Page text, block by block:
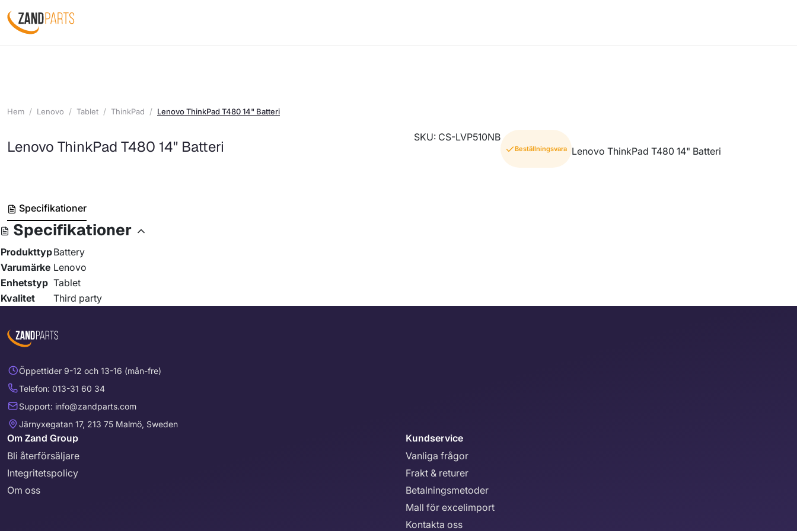
Hem Lenovo Tablet ThinkPad Lenovo ThinkPad T480 14" Batteri
Lenovo ThinkPad T480 14" Batteri
SKU: CS-LVP510NB
Beställningsvara Lenovo ThinkPad T480 14" Batteri
Specifikationer
Specifikationer
ProdukttypBattery
Varumärke Lenovo
Enhetstyp Tablet
Kvalitet
Third party
Öppettider 9-12 och 13-16 (mån-fre)
Telefon: 013-31 60 34
Support: info@zandparts.com
Järnyxegatan 17, 213 75 Malmö, Sweden
Om Zand Group
Bli återförsäljare
Integritetspolicy
Om oss
Kundservice
Vanliga frågor
Frakt & returer
Betalningsmetoder
Mall för excelimport
Kontakta oss